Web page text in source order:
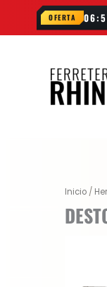
OFERTA
semana
Inicio /